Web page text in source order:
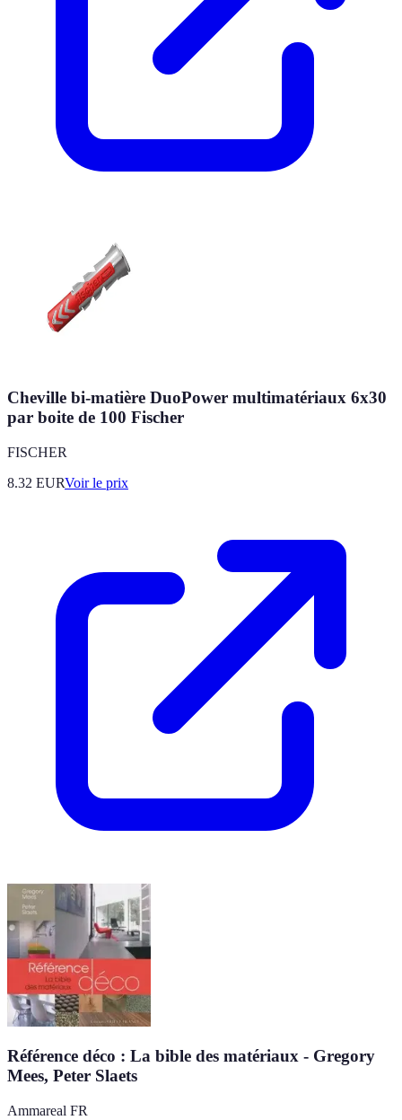
Cheville bi-matière DuoPower multimatériaux 6x30
par boite de 100 Fischer
FISCHER
8.32 EURVoir le prix
Référence déco : La bible des matériaux - Gregory
Mees, Peter Slaets
Ammareal FR